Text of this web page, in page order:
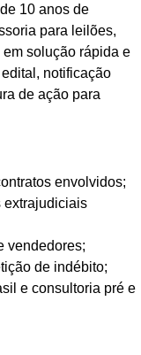
10 anos de
para leilões,
solução rápida e
notificação
de ação para
envolvidos;
extrajudiciais
vendedores;
de indébito;
e consultoria pré e